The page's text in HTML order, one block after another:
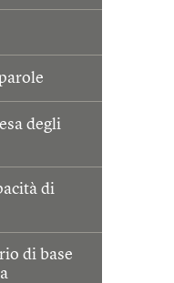
degli
di
di base